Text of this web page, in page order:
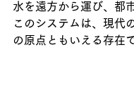
水を遠方から運び、都
このシステムは、現代
の原点ともいえる存在